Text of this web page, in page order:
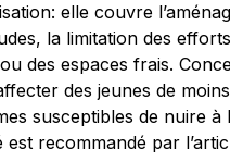
elle couvre
la limitation des
des espaces frais.
des jeunes de
susceptibles de nuire à
recommandé par